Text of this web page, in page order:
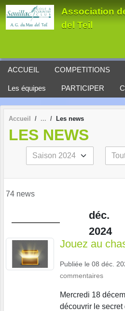
Association
del Teil
ACCUEIL COMPETITIONS
Les équipes PARTICIPER
Accueil Les news
LES NEWS
74 news
déc.
2024
Jouez au
Publiée le 08 déc.
commentaires
Mercredi 18
découvrir le
Panneau de gestion des cookies